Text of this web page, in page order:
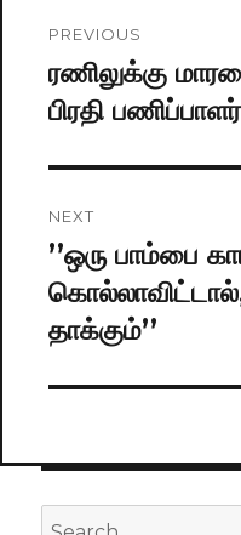
navigation
PREVIOUS
Previous
post:
ரணிலுக்கு
பிரதி
NEXT
Next
post:
’’ஒரு பாம்பை
கொல்லாவிட்டால்,
தாக்கும்’’
Search